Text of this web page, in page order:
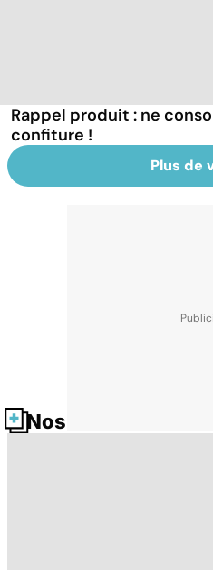
Rappel produit : ne
confiture !
Plus de
Nos fiches santé